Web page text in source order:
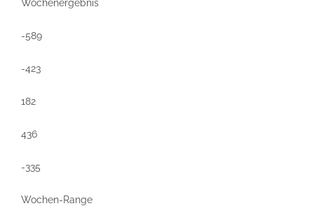
Wochenergebnis
-589
-423
182
436
-335
Wochen-Range